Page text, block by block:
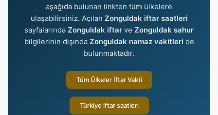
aşağıda bulunan linkten tüm ülkelere
ulaşabilirsiniz. Açılan Zonguldak iftar saatleri
sayfalarında Zonguldak iftar ve Zonguldak sahur
bilgilerinin dışında Zonguldak namaz vakitleri de
bulunmaktadır.
Tüm Ülkeler İftar Vakti
Türkiye iftar saatleri